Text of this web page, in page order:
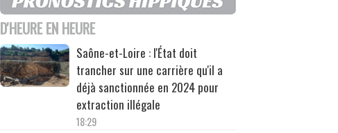
D'HEURE EN HEURE
Saône-et-Loire : l'État doit
trancher sur une carrière qu'il a
déjà sanctionnée en 2024 pour
extraction illégale
18:29